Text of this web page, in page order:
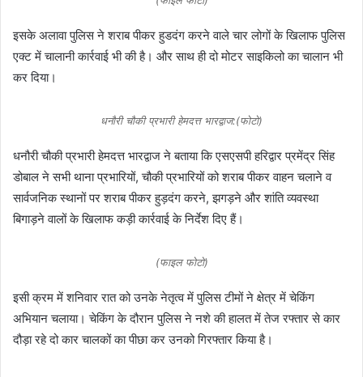
इसके अलावा पुलिस ने शराब पीकर हुडदंग करने वाले चार लोगों के खिलाफ पुलिस
एक्ट में चालानी कार्रवाई भी की है। और साथ ही दो मोटर साइकिलो का चालान भी
कर दिया।
धनौरी चौकी प्रभारी हेमदत्त भारद्वाज:(फोटो)
धनौरी चौकी प्रभारी हेमदत्त भारद्वाज ने बताया कि एसएसपी हरिद्वार प्रमेंद्र सिंह
डोबाल ने सभी थाना प्रभारियों, चौकी प्रभारियों को शराब पीकर वाहन चलाने व
सार्वजनिक स्थानों पर शराब पीकर हुड़दंग करने, झगड़ने और शांति व्यवस्था
बिगाड़ने वालों के खिलाफ कड़ी कार्रवाई के निर्देश दिए हैं।
(फाइल फोटो)
इसी क्रम में शनिवार रात को उनके नेतृत्व में पुलिस टीमों ने क्षेत्र में चेकिंग
अभियान चलाया। चेकिंग के दौरान पुलिस ने नशे की हालत में तेज रफ्तार से कार
दौड़ा रहे दो कार चालकों का पीछा कर उनको गिरफ्तार किया है।